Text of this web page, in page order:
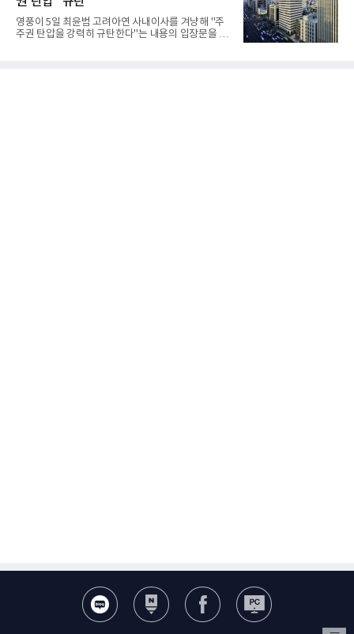
일 금융정보업체 에프앤가이드에 따르면 네이버의 2
분기 매출 컨센서스는 전년 동기 대비 15.5% 증가한
3조3659억원, 영업이익은 전년 동기 대비 8.5% 증가
한 5662억원으로 집계됐다.실적은 여전히 커머스가
영풍이 5일 최윤범 고려아연 사내이사를 겨냥해 "주
주권 탄압을 강력히 규탄한다"는 내용의 입장문을 발